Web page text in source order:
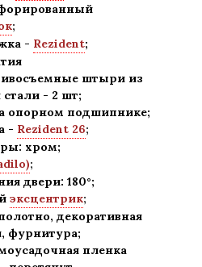
;
- Rezident;
штыри из
стали - 2 шт;
опорном подшипнике;
- Rezident 26;
хром;
;
двери: 180°;
эксцентрик;
декоративная
фурнитура;
пленка